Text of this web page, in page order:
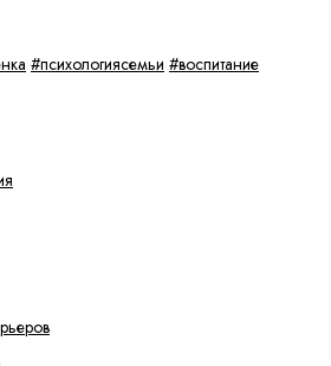
#психологиясемьи #воспитание